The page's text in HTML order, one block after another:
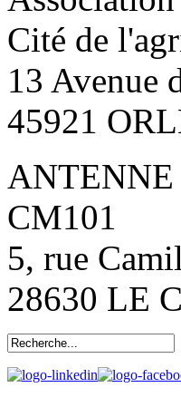
Cité de
13 Avenue
45921
CM101
5, rue
28630 LE